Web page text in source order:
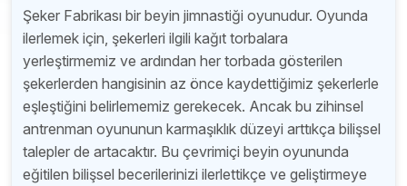
Şeker Fabrikası bir beyin jimnastiği oyunudur. Oyunda
ilerlemek için, şekerleri ilgili kağıt torbalara
yerleştirmemiz ve ardından her torbada gösterilen
şekerlerden hangisinin az önce kaydettiğimiz şekerlerle
eşleştiğini belirlememiz gerekecek. Ancak bu zihinsel
antrenman oyununun karmaşıklık düzeyi arttıkça bilişsel
talepler de artacaktır. Bu çevrimiçi beyin oyununda
eğitilen bilişsel becerilerinizi ilerlettikçe ve geliştirmeye